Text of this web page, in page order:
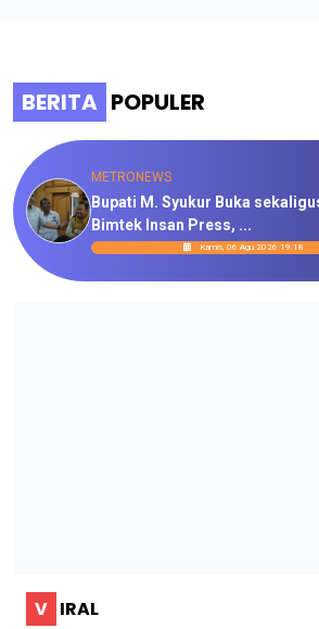
BERITA POPULER
METRONEWS
Bupati M. Syukur Buka
Bimtek Insan Press, ...
Kamis, 06 Agu 2026 19:18
V IRAL